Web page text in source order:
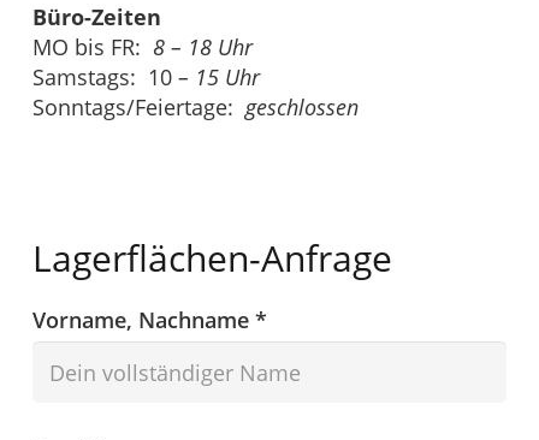
Büro-Zeiten
MO bis FR: 8 – 18 Uhr
Samstags: 10 – 15 Uhr
Sonntags/Feiertage: geschlossen
Lagerflächen-Anfrage
Vorname, Nachname *